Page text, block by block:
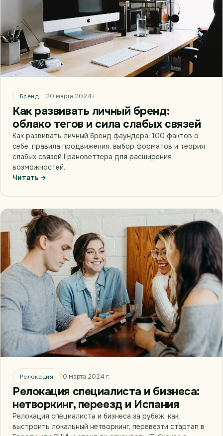
Бренд 20 марта 2024 г.
Как развивать личный бренд:
облако тегов и сила слабых связей
Как развивать личный бренд фаундера: 100 фактов о
себе, правила продвижения, выбор форматов и теория
слабых связей Грановеттера для расширения
возможностей.
Читать →
Релокация 10 марта 2024 г.
Релокация специалиста и бизнеса:
нетворкинг, переезд и Испания
Релокация специалиста и бизнеса за рубеж: как
выстроить локальный нетворкинг, перевезти стартап в